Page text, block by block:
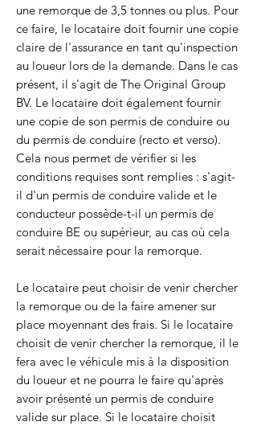
une remorque de 3,5 tonnes ou plus. Pour
ce faire, le locataire doit fournir une copie
claire de l'assurance en tant qu'inspection
au loueur lors de la demande. Dans le cas
présent, il s'agit de The Original Group
BV. Le locataire doit également fournir
une copie de son permis de conduire ou
du permis de conduire (recto et verso).
Cela nous permet de vérifier si les
conditions requises sont remplies : s'agit-
il d'un permis de conduire valide et le
conducteur possède-t-il un permis de
conduire BE ou supérieur, au cas où cela
serait nécessaire pour la remorque.
Le locataire peut choisir de venir chercher
la remorque ou de la faire amener sur
place moyennant des frais. Si le locataire
choisit de venir chercher la remorque, il le
fera avec le véhicule mis à la disposition
du loueur et ne pourra le faire qu'après
avoir présenté un permis de conduire
valide sur place. Si le locataire choisit